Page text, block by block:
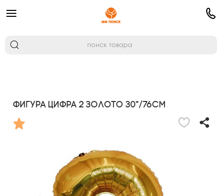
Фигура Цифра 2 золото 30"/76см